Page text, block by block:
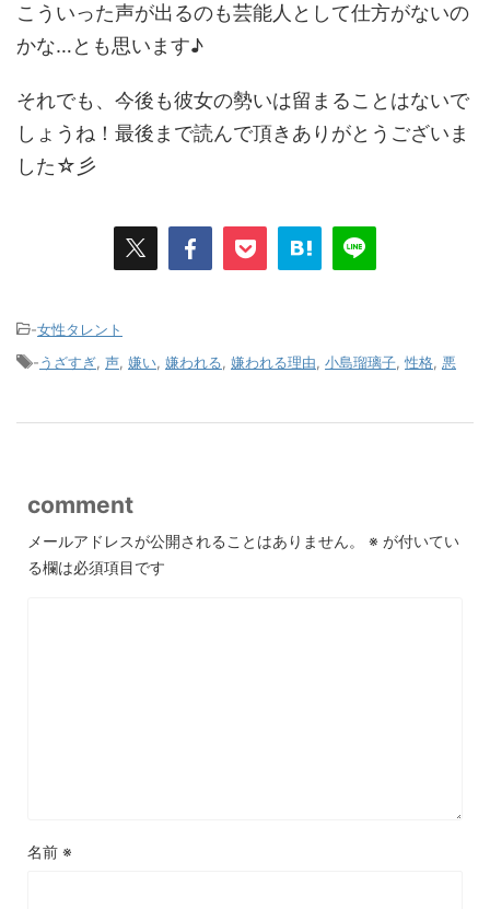
こういった声が出るのも芸能人として仕方がないの
かな…とも思います♪
それでも、今後も彼女の勢いは留まることはないで
しょうね！最後まで読んで頂きありがとうございま
した☆彡
-女性タレント
-うざすぎ 声 嫌い 嫌われる 嫌われる理由 小島瑠璃子 性格 悪
comment
メールアドレスが公開されることはありません。 ※ が付いてい
る欄は必須項目です
名前 ※